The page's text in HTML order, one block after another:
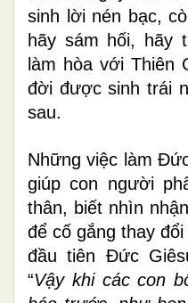
sinh lời nén bạc,
hãy sám hối, hãy
làm hòa với Thiên
đời được sinh trái
sau.
Những việc làm
giúp con người
thân, biết nhìn
để cố gắng thay
đầu tiên Đức
“Vậy khi các con